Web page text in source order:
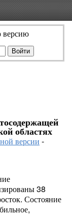
версию
областях
версии -
38
Состояние